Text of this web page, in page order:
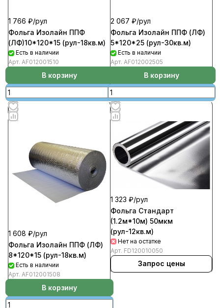
1 766 ₽/рул
Фольга Изолайн ППФ
(ЛФ)10*120*15 (рул-18кв.м)
Есть в наличии
Арт. AF012001510
В корзину
2 067 ₽/рул
Фольга Изолайн ППФ (ЛФ)
5*120*25 (рул-30кв.м)
Есть в наличии
Арт. AF012002505
В корзину
1 608 ₽/рул
Фольга Изолайн ППФ (ЛФ)
8*120*15 (рул-18кв.м)
Есть в наличии
Арт. AF012001508
В корзину
1 323 ₽/рул
Фольга Стандарт
(1.2м*10м) 50мкм
(рул-12кв.м)
Нет на остатке
Арт. FD120010050
Запрос цены